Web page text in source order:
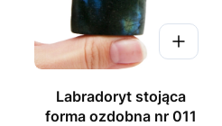
Labradoryt stojąca
forma ozdobna nr 011